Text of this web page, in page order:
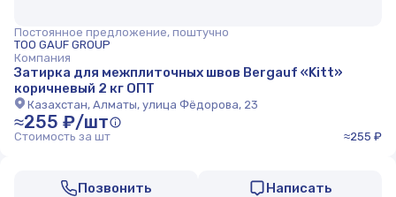
Постоянное предложение, поштучно
TOO GAUF GROUP
Компания
Затирка для межплиточных швов Bergauf «Kitt»
коричневый 2 кг ОПТ
Казахстан, Алматы, улица Фёдорова, 23
≈255 ₽/шт
Стоимость за шт ≈255 ₽
Позвонить Написать